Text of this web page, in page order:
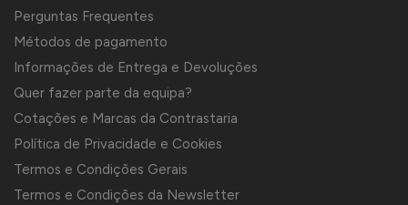
Perguntas Frequentes
Métodos de pagamento
Informações de Entrega e Devoluções
Quer fazer parte da equipa?
Cotações e Marcas da Contrastaria
Política de Privacidade e Cookies
Termos e Condições Gerais
Termos e Condições da Newsletter